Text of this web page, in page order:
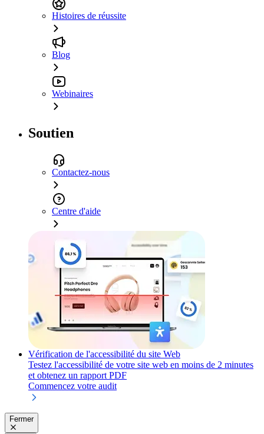
Histoires de réussite
Blog
Webinaires
Soutien
Contactez-nous
Centre d'aide
Vérification de l'accessibilité du site Web
Testez l'accessibilité de votre site web en moins de 2 minutes
et obtenez un rapport PDF
Commencez votre audit
Fermer